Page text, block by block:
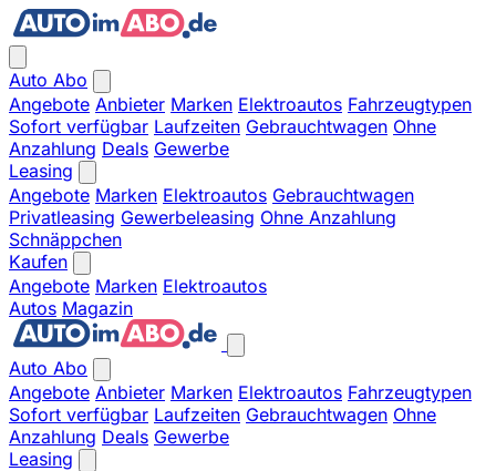
Auto Abo
Angebote Anbieter Marken Elektroautos Fahrzeugtypen
Sofort verfügbar Laufzeiten Gebrauchtwagen Ohne
Anzahlung Deals Gewerbe
Leasing
Angebote Marken Elektroautos Gebrauchtwagen
Privatleasing Gewerbeleasing Ohne Anzahlung
Schnäppchen
Kaufen
Angebote Marken Elektroautos
Autos Magazin
Auto Abo
Angebote Anbieter Marken Elektroautos Fahrzeugtypen
Sofort verfügbar Laufzeiten Gebrauchtwagen Ohne
Anzahlung Deals Gewerbe
Leasing